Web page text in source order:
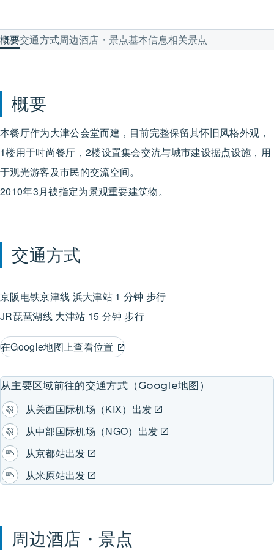
概要交通方式周边酒店・景点基本信息相关景点
概要
本餐厅作为大津公会堂而建，目前完整保留其怀旧风格外观，
1楼用于时尚餐厅，2楼设置集会交流与城市建设据点设施，用
于观光游客及市民的交流空间。
2010年3月被指定为景观重要建筑物。
交通方式
京阪电铁京津线 浜大津站 1 分钟 步行
JR琵琶湖线 大津站 15 分钟 步行
在Google地图上查看位置
从主要区域前往的交通方式（Google地图）
从关西国际机场（KIX）出发
从中部国际机场（NGO）出发
从京都站出发
从米原站出发
周边酒店・景点